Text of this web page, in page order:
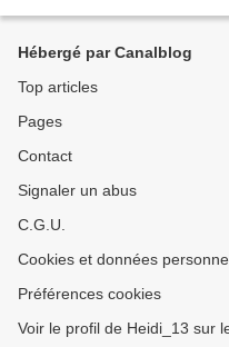
Hébergé par Canalblog
Top articles
Pages
Contact
Signaler un abus
C.G.U.
Cookies et données
Préférences cookies
Voir le profil de Heidi_13 sur